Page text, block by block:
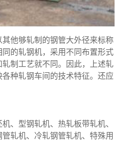
他够轧制的钢管大外径来标称
的轧钢机，采用不同布置形式
制工艺就不同。因此，上述轧
种轧钢车间的技术特征。还应
、型钢轧机、热轧板带轧机、
轧机、冷轧钢管轧机、特殊用